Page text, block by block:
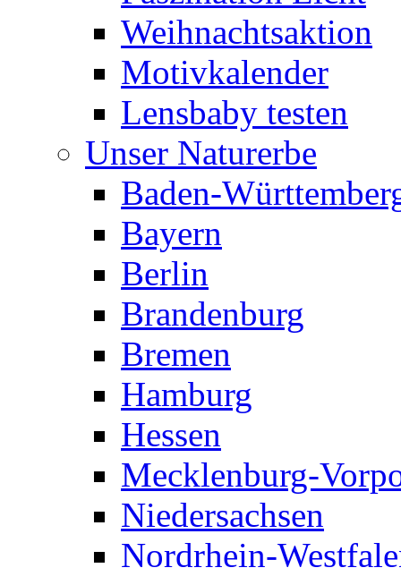
Weihnachtsaktion
Motivkalender
Lensbaby testen
Unser Naturerbe
Baden-
Bayern
Berlin
Brandenburg
Bremen
Hamburg
Hessen
Mecklenburg-
Niedersachsen
Nordrhein-